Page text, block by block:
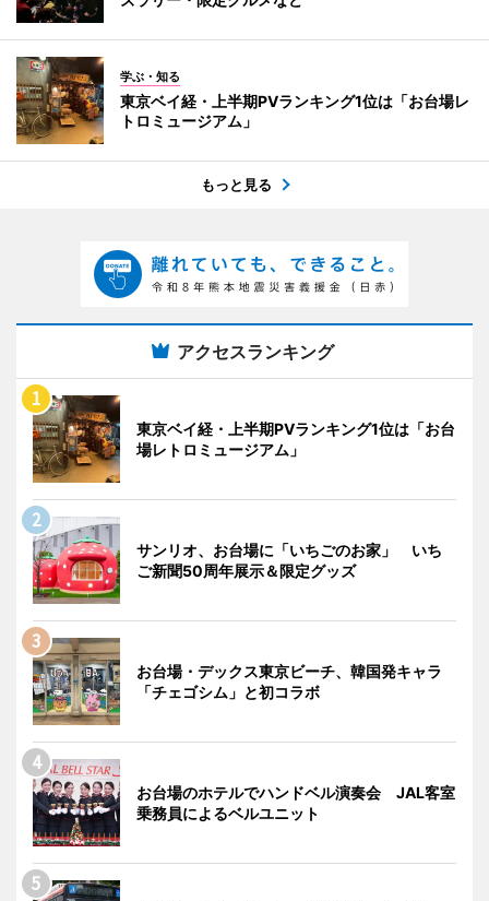
学ぶ・知る
東京ベイ経・上半期PVランキング1位は「お台場レ
トロミュージアム」
もっと見る
アクセスランキング
東京ベイ経・上半期PVランキング1位は「お台
場レトロミュージアム」
サンリオ、お台場に「いちごのお家」 いち
ご新聞50周年展示＆限定グッズ
お台場・デックス東京ビーチ、韓国発キャラ
「チェゴシム」と初コラボ
お台場のホテルでハンドベル演奏会 JAL客室
乗務員によるベルユニット